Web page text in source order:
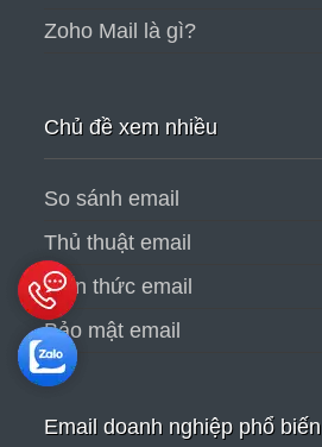
Zoho Mail là gì?
Chủ đề xem nhiều
So sánh email
Thủ thuật email
Kiến thức email
Bảo mật email
Email doanh nghiệp phổ biến